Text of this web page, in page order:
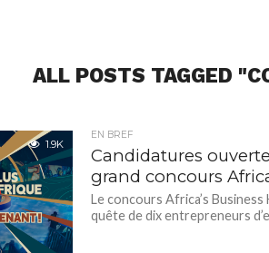
ALL POSTS TAGGED
1.9K
EN BREF
Candidatures
grand concours
Le concours Africa’s Business
quête de dix entrepreneurs